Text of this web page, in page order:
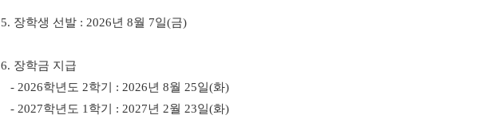
5. 장학생 선발 : 2026년 8월 7일(금)
6. 장학금 지급
- 2026학년도 2학기 : 2026년 8월 25일(화)
- 2027학년도 1 학기 : 2027년 2월 23일(화)